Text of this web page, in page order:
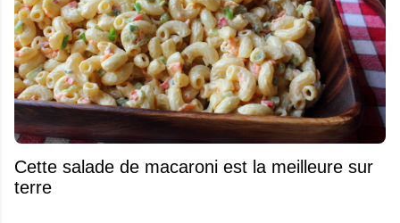
Cette salade de macaroni est la meilleure sur
terre